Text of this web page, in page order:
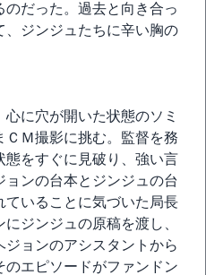
だった。過去と向き合っ
、ジンジュたちに辛い胸の
に穴が開いた状態のソミ
ＣＭ撮影に挑む。監督を務
をすぐに見破り、強い言
ンの台本とジンジュの台
いることに気づいた局長
ジンジュの原稿を渡し、
ョンのアシスタントから
エピソードがファンドン